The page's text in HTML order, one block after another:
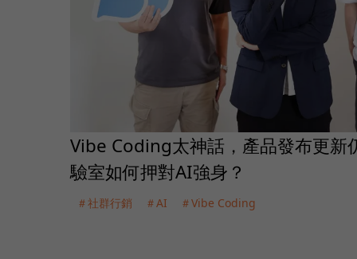
Vibe Coding太神話，產品發布更新
驗室如何押對AI強身？
＃社群行銷 ＃AI ＃Vibe Coding